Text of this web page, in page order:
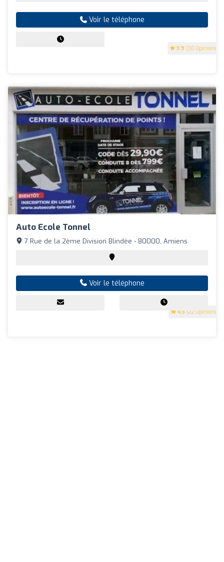
3.9 (30 Opinions)
Voir le téléphone
Auto Ecole Tonnel
4.5 (22 Opinions)
7 Rue de la 2ème Division Blindée - 80000, Amiens
Voir le téléphone